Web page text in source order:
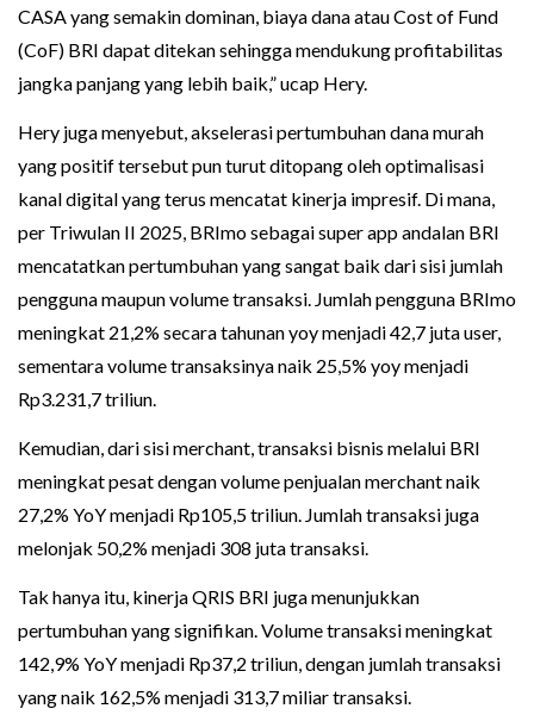
CASA yang semakin dominan, biaya dana atau Cost of Fund
(CoF) BRI dapat ditekan sehingga mendukung profitabilitas
jangka panjang yang lebih baik,” ucap Hery.
Hery juga menyebut, akselerasi pertumbuhan dana murah
yang positif tersebut pun turut ditopang oleh optimalisasi
kanal digital yang terus mencatat kinerja impresif. Di mana,
per Triwulan II 2025, BRImo sebagai super app andalan BRI
mencatatkan pertumbuhan yang sangat baik dari sisi jumlah
pengguna maupun volume transaksi. Jumlah pengguna BRImo
meningkat 21,2% secara tahunan yoy menjadi 42,7 juta user,
sementara volume transaksinya naik 25,5% yoy menjadi
Rp3.231,7 triliun.
Kemudian, dari sisi merchant, transaksi bisnis melalui BRI
meningkat pesat dengan volume penjualan merchant naik
27,2% YoY menjadi Rp105,5 triliun. Jumlah transaksi juga
melonjak 50,2% menjadi 308 juta transaksi.
Tak hanya itu, kinerja QRIS BRI juga menunjukkan
pertumbuhan yang signifikan. Volume transaksi meningkat
142,9% YoY menjadi Rp37,2 triliun, dengan jumlah transaksi
yang naik 162,5% menjadi 313,7 miliar transaksi.